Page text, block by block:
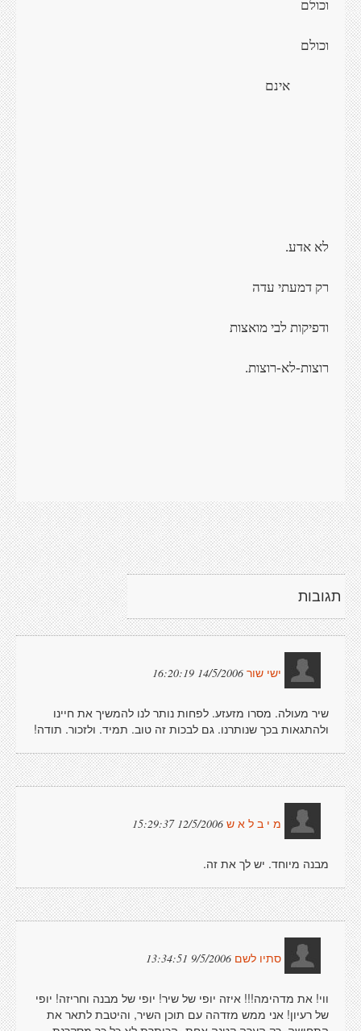
וכולם
וכולם
אינם
לא אדע.
רק דמעתי עדה
ודפיקות לבי מואצות
רוצות-לא-רוצות.
תגובות
ישי שור 14/5/2006 16:20:19
שיר מעולה. מסרו מזעזע. לפחות נותר לנו להמשיך את חיינו
ולהתגאות בכך שנותרנו. גם לבכות זה טוב. תמיד. ולזכור. תודה!
מ י ב ל א ש 12/5/2006 15:29:37
מבנה מיוחד. יש לך את זה.
סתיו לשם 9/5/2006 13:34:51
ווי! את מדהימה!!! איזה יופי של שיר! יופי של מבנה וחריזה! יופי
של רעיון! אני ממש מזדהה עם תוכן השיר, והיטבת לתאר את